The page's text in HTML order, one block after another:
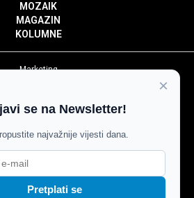
MOZAIK
MAGAZIN
KOLUMNE
Marketing
Impressum
komentiranja
Agroglas
×
se na Newsletter!
najvažnije vijesti dana.
Pretplati se